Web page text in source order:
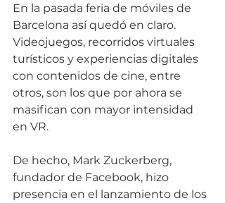
En la pasada feria de móviles de
Barcelona así quedó en claro.
Videojuegos, recorridos virtuales
turísticos y experiencias digitales
con contenidos de cine, entre
otros, son los que por ahora se
masifican con mayor intensidad
en VR.
De hecho, Mark Zuckerberg,
fundador de Facebook, hizo
presencia en el lanzamiento de los